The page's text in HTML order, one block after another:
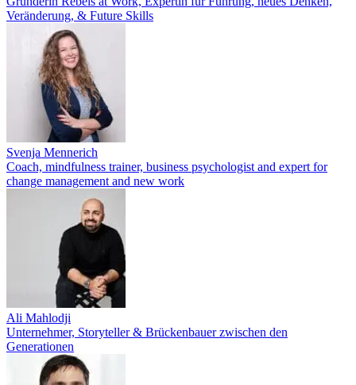
Veränderung, & Future Skills
Svenja Mennerich
Coach, mindfulness trainer, business psychologist and expert for
change management and new work
Ali Mahlodji
Unternehmer, Storyteller & Brückenbauer zwischen den
Generationen